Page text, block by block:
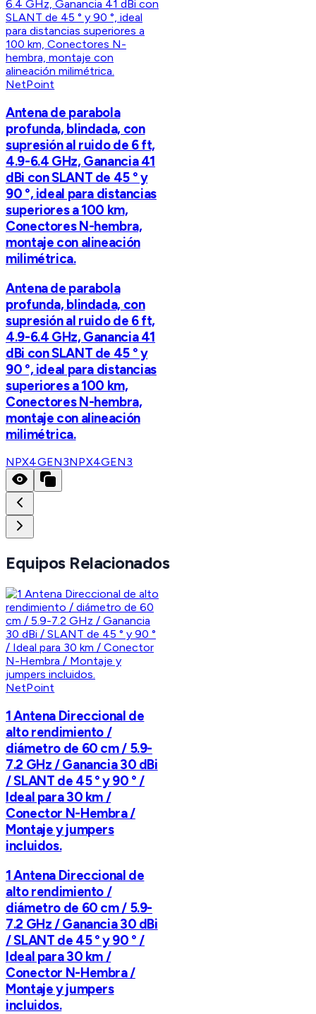
NetPoint
Antena de parabola
profunda, blindada, con
supresión al ruido de 6 ft,
4.9-6.4 GHz, Ganancia 41
dBi con SLANT de 45 ° y
90 °, ideal para distancias
superiores a 100 km,
Conectores N-hembra,
montaje con alineación
milimétrica.
Antena de parabola
profunda, blindada, con
supresión al ruido de 6 ft,
4.9-6.4 GHz, Ganancia 41
dBi con SLANT de 45 ° y
90 °, ideal para distancias
superiores a 100 km,
Conectores N-hembra,
montaje con alineación
milimétrica.
NPX4GEN3NPX4GEN3
Equipos Relacionados
NetPoint
1 Antena Direccional de
alto rendimiento /
diámetro de 60 cm / 5.9-
7.2 GHz / Ganancia 30 dBi
/ SLANT de 45 ° y 90 ° /
Ideal para 30 km /
Conector N-Hembra /
Montaje y jumpers
incluidos.
1 Antena Direccional de
alto rendimiento /
diámetro de 60 cm / 5.9-
7.2 GHz / Ganancia 30 dBi
/ SLANT de 45 ° y 90 ° /
Ideal para 30 km /
Conector N-Hembra /
Montaje y jumpers
incluidos.